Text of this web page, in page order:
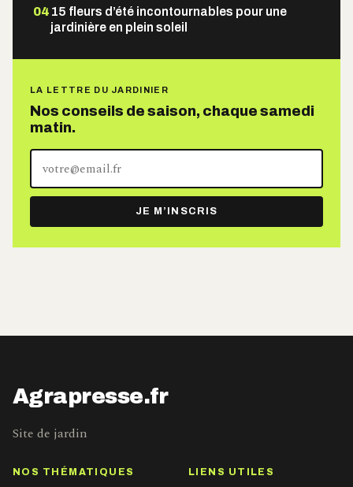
04 15 fleurs d’été incontournables pour une
jardinière en plein soleil
LA LETTRE DU JARDINIER
Nos conseils de saison, chaque samedi
matin.
adresse
e-
mail
JE M’INSCRIS
Agrapresse.fr
Site de jardin
NOS THÉMATIQUES LIENS UTILES